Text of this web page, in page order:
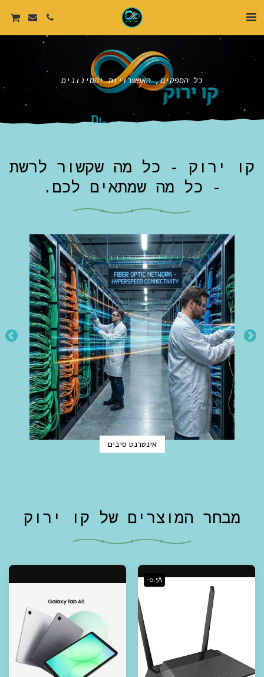
כל הספקים, האפשרויות והסינונים
קו ירוק - כל מה שקשור לרשת
- כל מה שמתאים לכם.
אינטרנט סיבים
מבחר המוצרים של קו ירוק
-0.5%